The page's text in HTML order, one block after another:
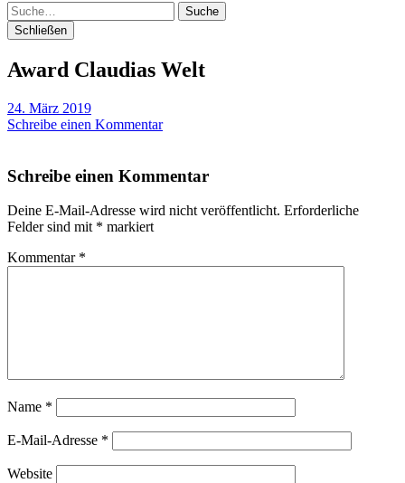
Suche
Schließen
Award Claudias Welt
24. März 2019
Schreibe einen Kommentar
Schreibe einen Kommentar
Deine E-Mail-Adresse wird nicht veröffentlicht. Erforderliche
Felder sind mit * markiert
Kommentar *
Name *
E-Mail-Adresse *
Website